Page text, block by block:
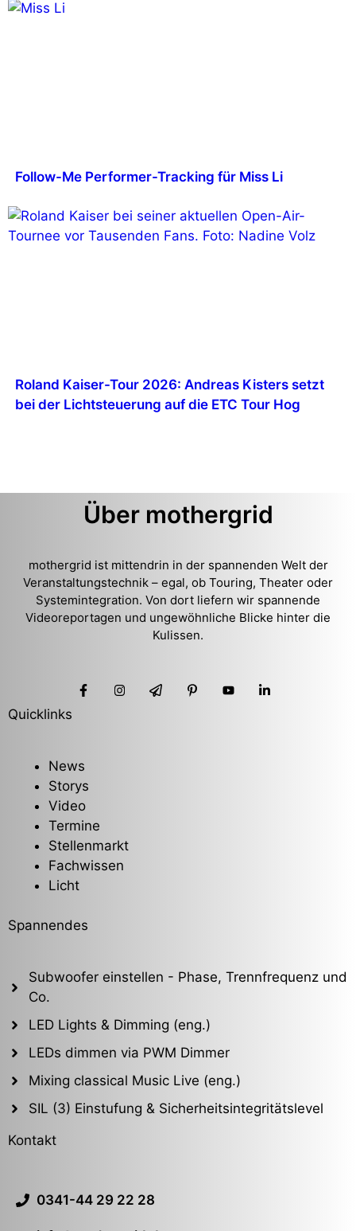
Follow-Me Performer-Tracking für Miss Li
Roland Kaiser-Tour 2026: Andreas Kisters setzt
bei der Lichtsteuerung auf die ETC Tour Hog
Über mothergrid
mothergrid ist mittendrin in der spannenden Welt der
Veranstaltungstechnik – egal, ob Touring, Theater oder
Systemintegration. Von dort liefern wir spannende
Videoreportagen und ungewöhnliche Blicke hinter die
Kulissen.
Quicklinks
News
Storys
Video
Termine
Stellenmarkt
Fachwissen
Licht
Spannendes
Subwoofer einstellen - Phase, Trennfrequenz und
Co.
LED Lights & Dimming (eng.)
LEDs dimmen via PWM Dimmer
Mixing classical Music Live (eng.)
SIL (3) Einstufung & Sicherheitsintegritätslevel
Kontakt
0341-44 29 22 28